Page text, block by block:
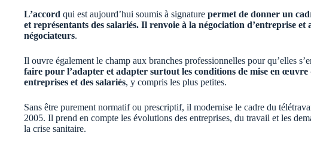
L’accord qui est aujourd’hui soumis à signature permet de donner un
et représentants des salariés. Il renvoie à la négociation d’entreprise
négociateurs.
Il ouvre également le champ aux branches professionnelles pour qu’elles
faire pour l’adapter et adapter surtout les conditions de mise en
entreprises et des salariés, y compris les plus petites.
Sans être purement normatif ou prescriptif, il modernise le cadre du
2005. Il prend en compte les évolutions des entreprises, du travail et les
la crise sanitaire.